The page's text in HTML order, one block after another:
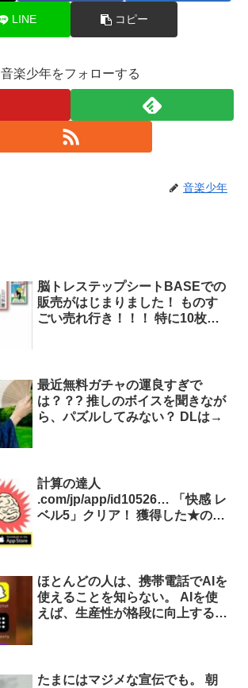
LINE コピー
音楽少年をフォローする
音楽少年
脳トレステップシートBASEでの
販売がはじまりました！ ものす
ごい売れ行き！！！ 特に10枚セ
最近無料ガチャの運良すぎで
は？？? 推しのボイスを聞きなが
ら、パズルしてみない？ DLは→
計算の達人
.com/jp/app/id10526… 「快感 レ
ベル5」クリア！ 獲得した★の
ほとんどの人は、携帯電話でAIを
使えることを知らない。 AIを使
えば、生産性が格段に向上する。
たまにはマジメな宣伝でも。 朝